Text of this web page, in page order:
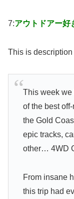
7:アウトドアー好
This is description
This week we
of the best
the Gold
epic tracks,
other… 4WD
From insane
this trip had